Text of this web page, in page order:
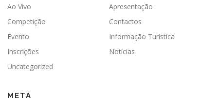
Ao Vivo
Apresentação
Competição
Contactos
Evento
Informação Turística
Inscrições
Notícias
Uncategorized
META